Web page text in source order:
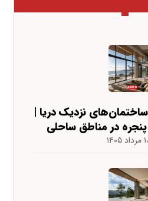
نزدیک دریا |
در مناطق ساحلی